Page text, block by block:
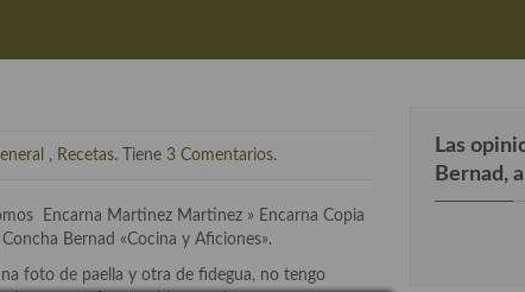
, Recetas. Tiene 3 Comentarios.
Encarna Martinez Martinez » Encarna Copia
Bernad «Cocina y Aficiones».
foto de paella y otra de fidegua, no tengo
Las
Bernad,